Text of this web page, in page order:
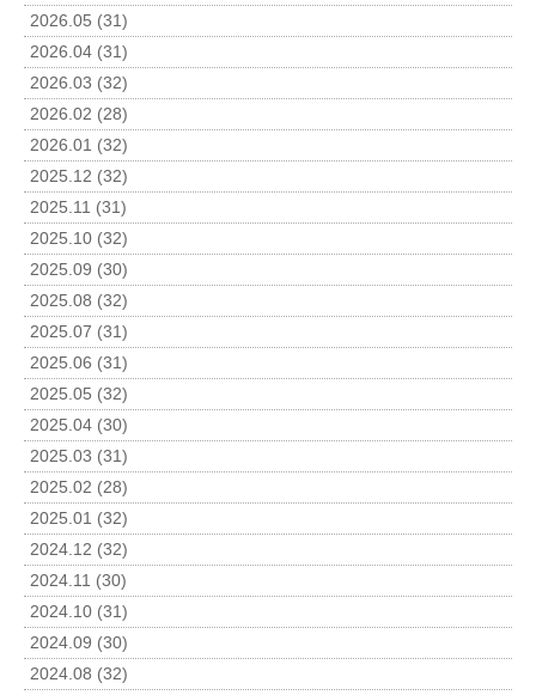
2026.05 (31)
2026.04 (31)
2026.03 (32)
2026.02 (28)
2026.01 (32)
2025.12 (32)
2025.11 (31)
2025.10 (32)
2025.09 (30)
2025.08 (32)
2025.07 (31)
2025.06 (31)
2025.05 (32)
2025.04 (30)
2025.03 (31)
2025.02 (28)
2025.01 (32)
2024.12 (32)
2024.11 (30)
2024.10 (31)
2024.09 (30)
2024.08 (32)